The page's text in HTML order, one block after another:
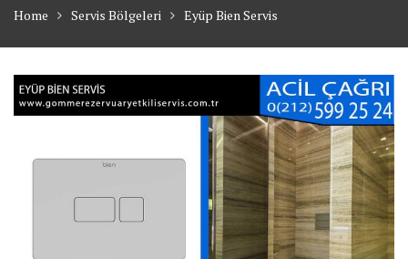
Home Servis Bölgeleri Eyüp Bien Servis